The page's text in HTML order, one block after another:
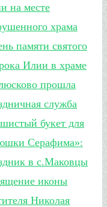
на месте
храма
памяти святого
Илии в храме
прошла
служба
букет для
Серафима»:
в с.Маковцы
иконы
Николая